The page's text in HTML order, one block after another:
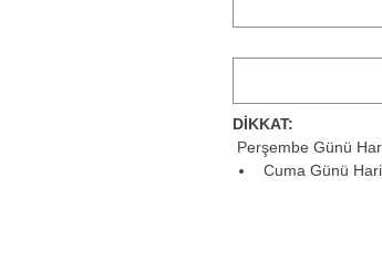
DİKKAT:
Perşembe Günü
Cuma Günü